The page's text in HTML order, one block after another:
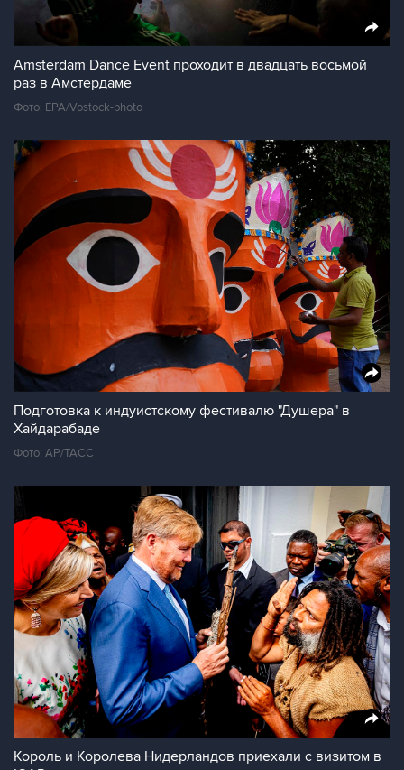
Amsterdam Dance Event проходит в двадцать восьмой
раз в Амстердаме
Фото: EPA/Vostock-photo
Подготовка к индуистскому фестивалю "Душера" в
Хайдарабаде
Фото: AP/ТАСС
Король и Королева Нидерландов приехали с визитом в